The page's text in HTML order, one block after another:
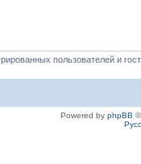
пользователей и
Powered by phpBB